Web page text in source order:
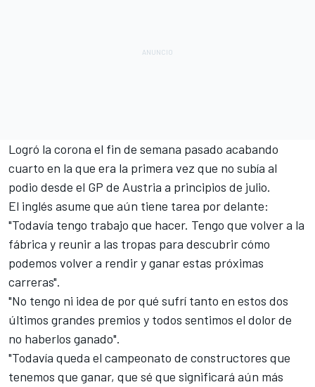
Logró la corona el fin de semana pasado acabando
cuarto en la que era la primera vez que no subía al
podio desde el GP de Austria a principios de julio.
El inglés asume que aún tiene tarea por delante:
"Todavía tengo trabajo que hacer. Tengo que volver a la
fábrica y reunir a las tropas para descubrir cómo
podemos volver a rendir y ganar estas próximas
carreras".
"No tengo ni idea de por qué sufrí tanto en estos dos
últimos grandes premios y todos sentimos el dolor de
no haberlos ganado".
"Todavía queda el campeonato de constructores que
tenemos que ganar, que sé que significará aún más